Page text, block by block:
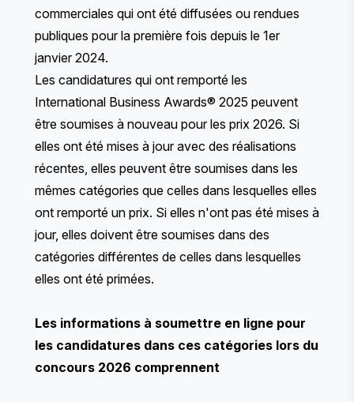
commerciales qui ont été diffusées ou rendues
publiques pour la première fois depuis le 1er
janvier 2024.
Les candidatures qui ont remporté les
International Business Awards® 2025 peuvent
être soumises à nouveau pour les prix 2026. Si
elles ont été mises à jour avec des réalisations
récentes, elles peuvent être soumises dans les
mêmes catégories que celles dans lesquelles elles
ont remporté un prix. Si elles n'ont pas été mises à
jour, elles doivent être soumises dans des
catégories différentes de celles dans lesquelles
elles ont été primées.
Les informations à soumettre en ligne pour
les candidatures dans ces catégories lors du
concours 2026 comprennent